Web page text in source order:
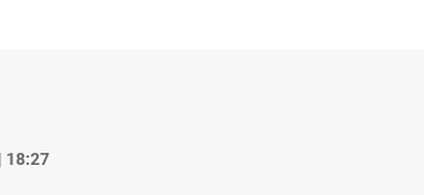
18:27